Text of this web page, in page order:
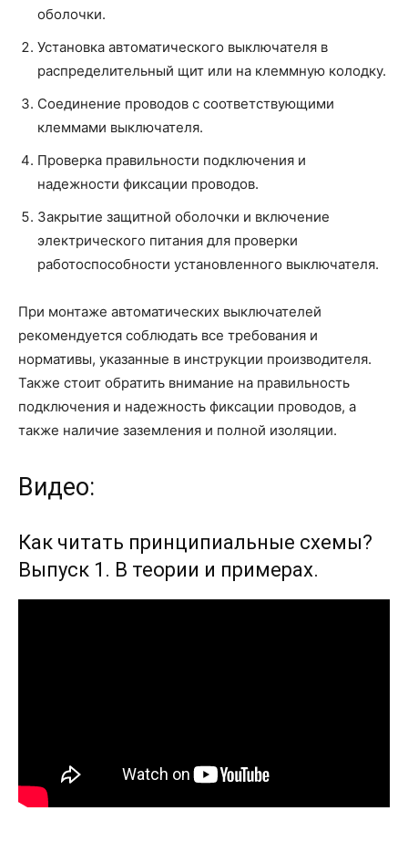
оболочки.
Установка автоматического выключателя в
распределительный щит или на клеммную колодку.
Соединение проводов с соответствующими
клеммами выключателя.
Проверка правильности подключения и
надежности фиксации проводов.
Закрытие защитной оболочки и включение
электрического питания для проверки
работоспособности установленного выключателя.
При монтаже автоматических выключателей
рекомендуется соблюдать все требования и
нормативы, указанные в инструкции производителя.
Также стоит обратить внимание на правильность
подключения и надежность фиксации проводов, а
также наличие заземления и полной изоляции.
Видео:
Как читать принципиальные схемы?
Выпуск 1. В теории и примерах.